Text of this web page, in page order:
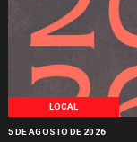
LOCAL
5 DE AGOSTO DE 2026